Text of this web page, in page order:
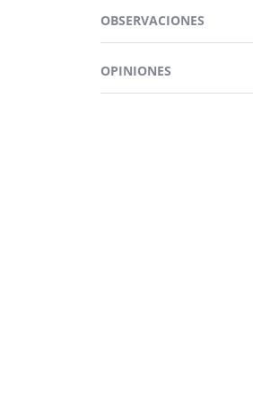
OBSERVACIONES
OPINIONES